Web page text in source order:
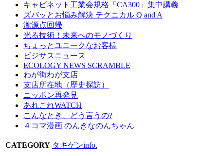
キャビネット工業会規格「CA300」集中講義
ズバッとお悩み解決 テクニカル Q and A
瀧源点回帰
光る技術！未来へのモノづくり
ちょっとユニークなお客様
ビジサスニュース
ECOLOGY NEWS SCRAMBLE
わが街わが支店
支店所在地（歴史探訪）
ニッポン再発見
あれこれWATCH
こんなとき、どう言うの?
４コマ漫画 のんきなのんちゃん
CATEGORY タキゲンinfo.